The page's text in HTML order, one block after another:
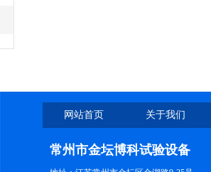
网站首页 关于我们
常州市金坛博科试验设备